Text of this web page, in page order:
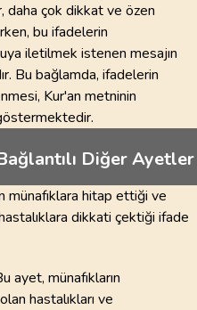
daha çok dikkat ve özen
bu ifadelerin
iletilmek istenen mesajın
Bu bağlamda, ifadelerin
Kur'an metninin
Diğer Ayetler
hitap ettiği ve
dikkati çektiği ifade
ayet, münafıkların
hastalıkları ve